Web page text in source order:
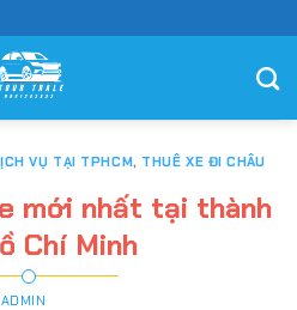
VỤ TẠI TPHCM, THUÊ XE ĐI CHÂU
mới nhất tại thành
Chí Minh
ADMIN